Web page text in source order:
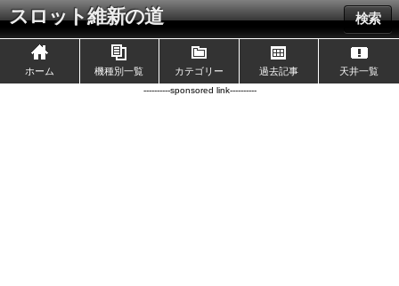
スロット維新の道 検索
ホーム 機種別一覧 カテゴリー 過去記事 天井一覧
----------sponsored link----------